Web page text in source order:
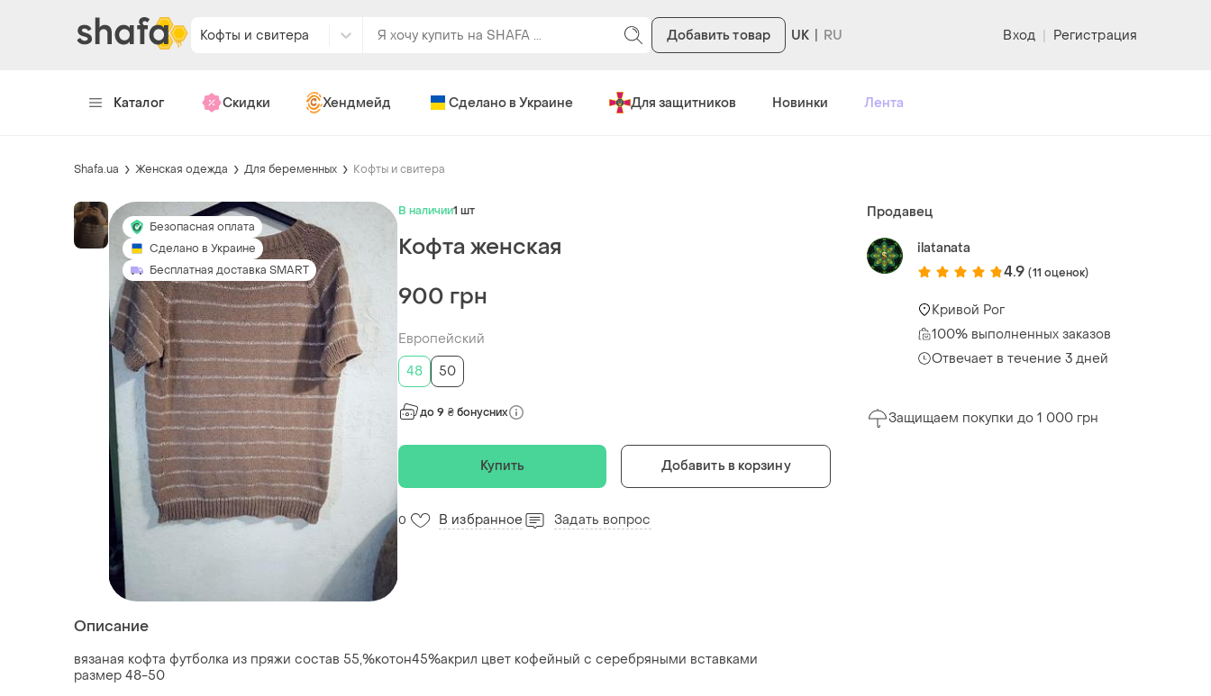
Кофты и свитера Добавить товар UK Вход | Регистрация
Каталог Скидки Хендмейд Сделано в Украине Для защитников Новинки Лента
Shafa.ua Женская одежда Для беременных Кофты и свитера
Безопасная оплата
Сделано в Украине
Бесплатная доставка SMART
В наличии1 шт
Кофта женская
900 грн
Европейский
48
50
до 9 ₴ бонусних
Купить Добавить в корзину
0 В избранное Задать вопрос
Описание
вязаная кофта футболка из пряжи состав 55,%котон45%акрил цвет кофейный с серебряными вставками
размер 48-50
Продавец
ilatanata
4.9 (11 оценок)
Кривой Рог
100% выполненных заказов
Отвечает в течение 3 дней
Защищаем покупки до 1 000 грн